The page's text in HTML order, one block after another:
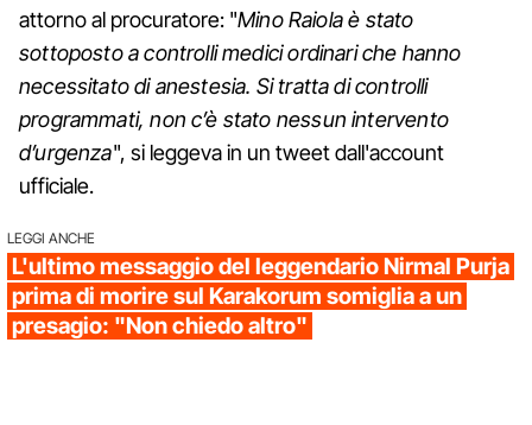
attorno al procuratore: "Mino Raiola è stato
sottoposto a controlli medici ordinari che hanno
necessitato di anestesia. Si tratta di controlli
programmati, non c’è stato nessun intervento
d’urgenza", si leggeva in un tweet dall'account
ufficiale.
LEGGI ANCHE
L'ultimo messaggio del leggendario Nirmal Purja
prima di morire sul Karakorum somiglia a un
presagio: "Non chiedo altro"